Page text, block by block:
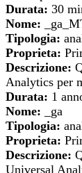
Durata: 30
Nome:
Tipologia:
Proprieta:
Descrizione:
Analytics per
Durata: 1
Nome: _ga
Tipologia:
Proprieta:
Descrizione:
Universal